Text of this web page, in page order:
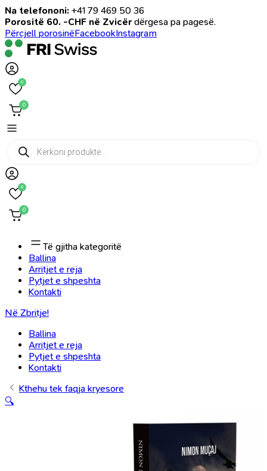
Na telefononi: +41 79 469 50 36
Porositë 60. -CHF në Zvicër dërgesa pa pagesë.
Përcjell porosinëFacebookInstagram
0
0
Products
search
0
0
Të gjitha kategoritë
Ballina
Arritjet e reja
Pytjet e shpeshta
Kontakti
Në Zbritje!
Ballina
Arritjet e reja
Pytjet e shpeshta
Kontakti
Kthehu tek faqja kryesore
🔍